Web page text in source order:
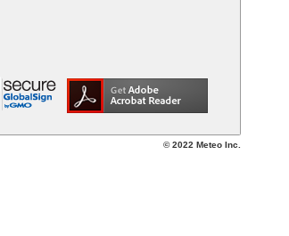
© 2022 Meteo Inc.